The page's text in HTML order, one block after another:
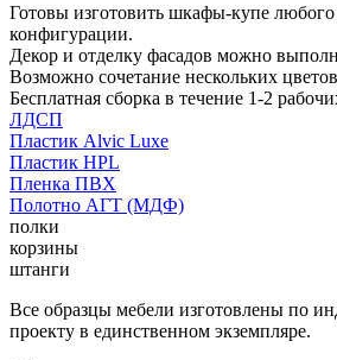
Готовы изготовить шкафы-купе любого
конфигурации.
Декор и отделку фасадов можно
Возможно сочетание нескольких
Бесплатная сборка в течение 1-2
ЛДСП
Пластик Alvic Luxe
Пластик HPL
Пленка ПВХ
Полотно АГТ (МДФ)
полки
корзины
штанги
Все образцы мебели изготовлены по
проекту в единственном экземпляре.